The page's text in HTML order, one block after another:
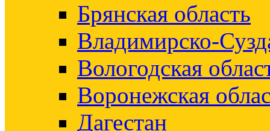
Брянская область
Владимирско-
Вологодская
Воронежская
Дагестан